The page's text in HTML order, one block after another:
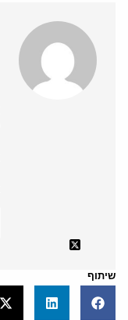
שיתוף